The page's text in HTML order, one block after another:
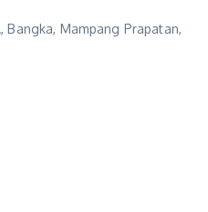
Bangka, Mampang Prapatan,